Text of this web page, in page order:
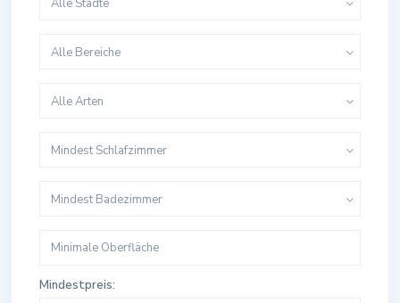
Alle Städte
Alle Bereiche
Alle Arten
Mindest Schlafzimmer
Mindest Badezimmer
Mindestpreis: